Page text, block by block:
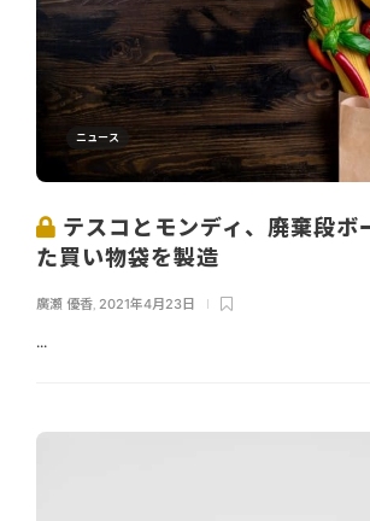
ニュース
テスコとモンディ、廃棄段ボ
た買い物袋を製造
廣瀬 優香 2021年4月23日
...